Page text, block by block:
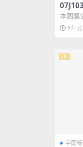
本图集
建筑，
安装和
5年前
VIP
中南